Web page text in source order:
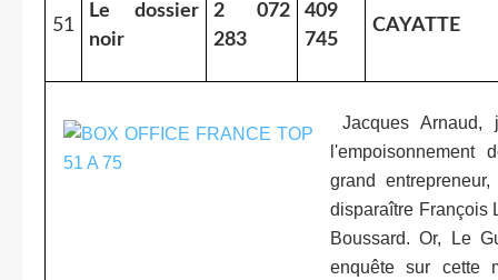
51
Le dossier
noir
2 072
283
409
745
CAYATTE
Jacques Arnaud,
grand
disparaître François
Boussard. Or, Le
enquête sur cette